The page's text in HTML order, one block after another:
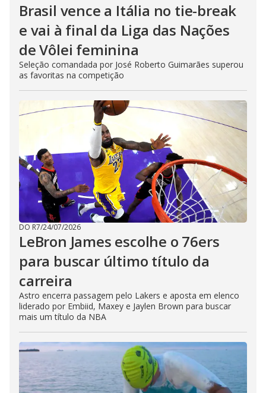
Brasil vence a Itália no tie-break
e vai à final da Liga das Nações
de Vôlei feminina
Seleção comandada por José Roberto Guimarães superou
as favoritas na competição
DO R7/24/07/2026
LeBron James escolhe o 76ers
para buscar último título da
carreira
Astro encerra passagem pelo Lakers e aposta em elenco
liderado por Embiid, Maxey e Jaylen Brown para buscar
mais um título da NBA